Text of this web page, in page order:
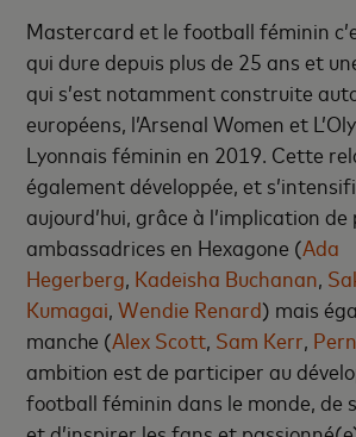
Mastercard et le football féminin
qui dure depuis plus de 25 ans et
qui s’est notamment construite
européens, l’Arsenal Women et
Lyonnais féminin en 2019. Cette
également développée, et
aujourd’hui, grâce à l’implication de
ambassadrices en Hexagone (Ada
Hegerberg, Kadeisha Buchanan,
Kumagai,Wendie Renard) mais
manche (Alex Scott, Sam Kerr,
ambition est de participer au
football féminin dans le monde, de